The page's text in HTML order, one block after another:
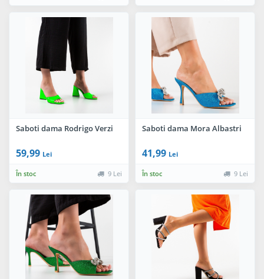
Saboti dama Rodrigo Verzi
59,99 Lei
În stoc 9 Lei
Saboti dama Mora Albastri
41,99 Lei
În stoc 9 Lei